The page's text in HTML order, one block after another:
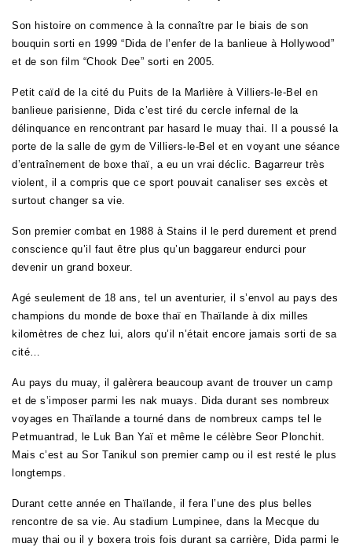
Son histoire on commence à la connaître par le biais de son
bouquin sorti en 1999 “Dida de l’enfer de la banlieue à Hollywood”
et de son film “Chook Dee” sorti en 2005.
Petit caïd de la cité du Puits de la Marlière à Villiers-le-Bel en
banlieue parisienne, Dida c’est tiré du cercle infernal de la
délinquance en rencontrant par hasard le muay thai. Il a poussé la
porte de la salle de gym de Villiers-le-Bel et en voyant une séance
d’entraînement de boxe thaï, a eu un vrai déclic. Bagarreur très
violent, il a compris que ce sport pouvait canaliser ses excès et
surtout changer sa vie.
Son premier combat en 1988 à Stains il le perd durement et prend
conscience qu’il faut être plus qu’un baggareur endurci pour
devenir un grand boxeur.
Agé seulement de 18 ans, tel un aventurier, il s’envol au pays des
champions du monde de boxe thaï en Thaïlande à dix milles
kilomètres de chez lui, alors qu’il n’était encore jamais sorti de sa
cité…
Au pays du muay, il galèrera beaucoup avant de trouver un camp
et de s’imposer parmi les nak muays. Dida durant ses nombreux
voyages en Thaïlande a tourné dans de nombreux camps tel le
Petmuantrad, le Luk Ban Yaï et même le célèbre Seor Plonchit.
Mais c’est au Sor Tanikul son premier camp ou il est resté le plus
longtemps.
Durant cette année en Thaïlande, il fera l’une des plus belles
rencontre de sa vie. Au stadium Lumpinee, dans la Mecque du
muay thai ou il y boxera trois fois durant sa carrière, Dida parmi le